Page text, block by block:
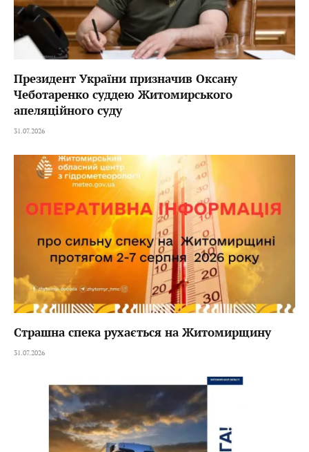
Президент України призначив Оксану
Чеботаренко суддею Житомирського
апеляційного суду
31.07.2026
Страшна спека рухається на Житомирщину
31.07.2026